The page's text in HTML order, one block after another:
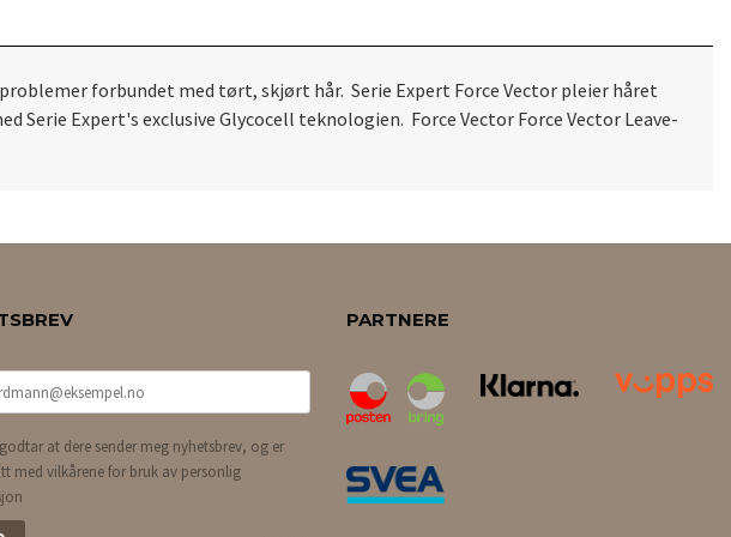
forbundet med tørt, skjørt hår. Serie Expert Force Vector pleier håret
Expert's exclusive Glycocell teknologien. Force Vector Force Vector Leave-
at dere sender meg nyhetsbrev, og er
med vilkårene for bruk av personlig
PARTNERE